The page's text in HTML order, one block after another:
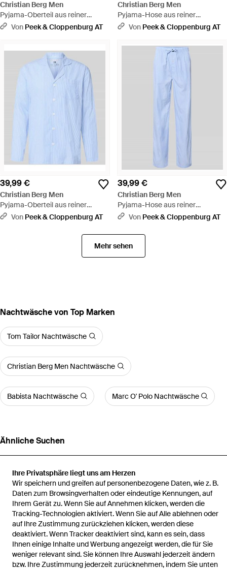
Ihre Privatsphäre liegt uns am Herzen
Wir speichern und greifen auf personenbezogene Daten, wie z. B.
Daten zum Browsingverhalten oder eindeutige Kennungen, auf
Ihrem Gerät zu. Wenn Sie auf Annehmen klicken, werden die
Tracking-Technologien aktiviert. Wenn Sie auf Alle ablehnen oder
auf Ihre Zustimmung zurückziehen klicken, werden diese
deaktiviert. Wenn Tracker deaktiviert sind, kann es sein, dass
Ihnen einige Inhalte und Werbung angezeigt werden, die für Sie
weniger relevant sind. Sie können Ihre Auswahl jederzeit ändern
bzw. Ihre Zustimmung jederzeit zurücknehmen, indem Sie unten
Christian Berg Men
Pyjama-Oberteil aus reiner
Baumwolle - Blau
Von Peek & Cloppenburg AT
Christian Berg Men
Pyjama-Hose aus reiner
Baumwolle - Blau
Von Peek & Cloppenburg AT
39,99 €
Christian Berg Men
Pyjama-Oberteil aus reiner
Baumwolle - Blau
Von Peek & Cloppenburg AT
39,99 €
Christian Berg Men
Pyjama-Hose aus reiner
Baumwolle - Blau
Von Peek & Cloppenburg AT
Mehr sehen
Nachtwäsche von Top Marken
Tom Tailor Nachtwäsche
Christian Berg Men Nachtwäsche
Babista Nachtwäsche Marc O' Polo Nachtwäsche
Ähnliche Suchen
Startseite Herren Nachtwäsche Pyjama Core